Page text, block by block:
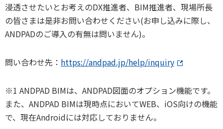
浸透させたいとお考えのDX推進者、BIM推進者、現場所長
の皆さまは是非お問い合わせください(お申し込みに際し、
ANDPADのご導入の有無は問いません)。
問い合わせ先： https://andpad.jp/help/inquiry
※1 ANDPAD BIMは、ANDPAD図面のオプション機能です。
また、ANDPAD BIMは現時点においてWEB、iOS向けの機能
で、現在Androidには対応しておりません。